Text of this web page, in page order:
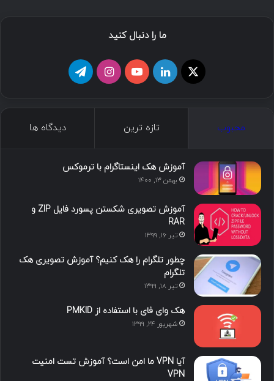
ما را دنبال کنید
د
ی
ن
و
ت
گ
ا
ا
محبوب تازه ترین دیدگاه ها
آموزش هک اینستاگرام با ترموکس
بهمن ۱۳, ۱۴۰۰
آموزش تصویری شکستن پسورد فایل ZIP و
RAR
تیر ۱۶, ۱۳۹۹
چطور تلگرام را هک کنیم؟ آموزش تصویری هک
تلگرام
تیر ۱۸, ۱۳۹۹
هک وای فای با استفاده از PMKID
شهریور ۲۴, ۱۳۹۹
آیا VPN ما امن است؟ آموزش تست امنیت
VPN